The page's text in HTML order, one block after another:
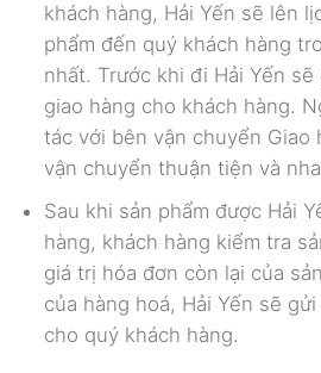
khách hàng, Hải Yến sẽ lên
phẩm đến quý khách hàng
nhất. Trước khi đi Hải Yến
giao hàng cho khách hàng.
tác với bên vận chuyển Giao
vận chuyển thuận tiện và
Sau khi sản phẩm được Hải
hàng, khách hàng kiểm tra
giá trị hóa đơn còn lại của
của hàng hoá, Hải Yến sẽ
cho quý khách hàng.